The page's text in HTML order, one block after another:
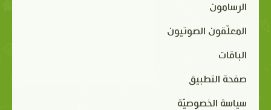
الرسامون
المعلّقون الصوتيون
الباقات
صفحة التطبيق
سياسة الخصوصيّة